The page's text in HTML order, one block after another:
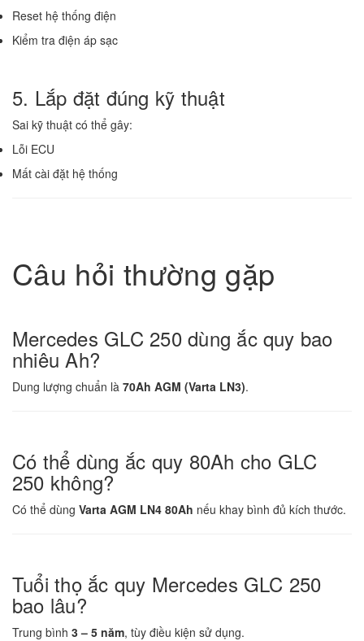
Reset hệ thống điện
Kiểm tra điện áp sạc
5. Lắp đặt đúng kỹ thuật
Sai kỹ thuật có thể gây:
Lỗi ECU
Mất cài đặt hệ thống
Câu hỏi thường gặp
Mercedes GLC 250 dùng ắc quy bao
nhiêu Ah?
Dung lượng chuẩn là 70Ah AGM (Varta LN3).
Có thể dùng ắc quy 80Ah cho GLC
250 không?
Có thể dùng Varta AGM LN4 80Ah nếu khay bình đủ kích thước.
Tuổi thọ ắc quy Mercedes GLC 250
bao lâu?
Trung bình 3 – 5 năm, tùy điều kiện sử dụng.